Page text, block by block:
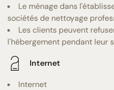
Le ménage dans
sociétés de nettoyage
Les clients peuvent
l'hébergement pendant leur
Internet
Internet